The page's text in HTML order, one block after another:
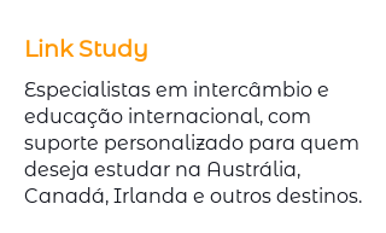
Link Study
Especialistas em intercâmbio e
educação internacional, com
suporte personalizado para quem
deseja estudar na Austrália,
Canadá, Irlanda e outros destinos.